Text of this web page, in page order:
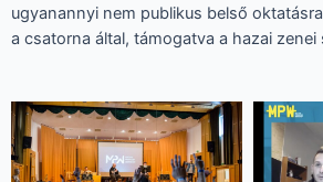
ugyanannyi nem publikus belső
a csatorna által, támogatva a hazai zenei